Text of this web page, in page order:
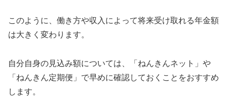
このように、働き方や収入によって将来受け取れる年金額
は大きく変わります。
自分自身の見込み額については、「ねんきんネット」や
「ねんきん定期便」で早めに確認しておくことをおすすめ
します。